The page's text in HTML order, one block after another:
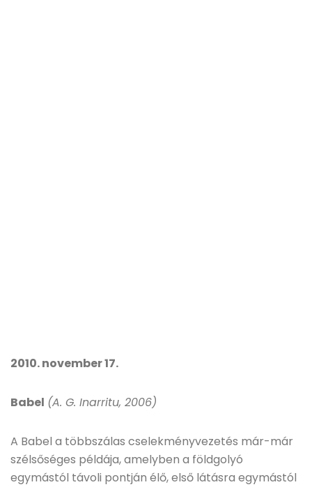
2010. november 17.
Babel (A. G. Inarritu, 2006)
A Babel a többszálas cselekményvezetés már-már
szélsőséges példája, amelyben a földgolyó
egymástól távoli pontján élő, első látásra egymástól